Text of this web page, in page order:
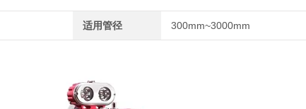
适用管径 300mm~3000mm